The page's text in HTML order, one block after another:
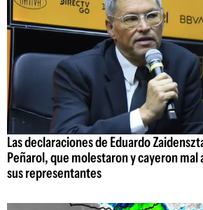
Las declaraciones de Eduardo
Peñarol, que molestaron y cayeron mal
sus representantes